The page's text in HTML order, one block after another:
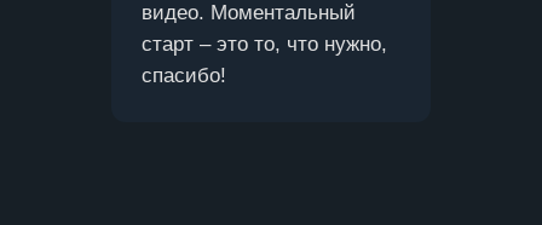
видео. Моментальный
старт – это то, что нужно,
спасибо!